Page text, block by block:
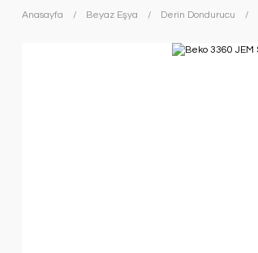
Anasayfa Beyaz Eşya Derin Dondurucu